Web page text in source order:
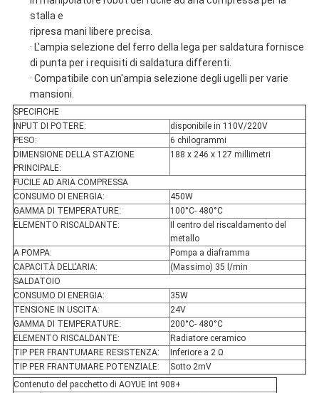
stalla e
ripresa mani libere precisa.
· L'ampia selezione del ferro della lega per saldatura fornisce
di punta per i requisiti di saldatura differenti.
· Compatibile con un'ampia selezione degli ugelli per varie
mansioni.
SPECIFICHE
INPUT DI POTERE:
disponibile in 110V/220V
PESO:
6 chilogrammi
DIMENSIONE DELLA STAZIONE
PRINCIPALE:
188 x 246 x 127 millimetri
FUCILE AD ARIA COMPRESSA
CONSUMO DI ENERGIA:
450W
GAMMA DI TEMPERATURE:
100°C- 480°C
ELEMENTO RISCALDANTE:
Il centro del riscaldamento del
metallo
A POMPA:
Pompa a diaframma
CAPACITÀ DELL'ARIA:
(Massimo) 35 l/min
SALDATOIO
CONSUMO DI ENERGIA:
35W
TENSIONE IN USCITA:
24V
GAMMA DI TEMPERATURE:
200°C- 480°C
ELEMENTO RISCALDANTE:
Radiatore ceramico
TIP PER FRANTUMARE RESISTENZA:
Inferiore a 2 Ω
TIP PER FRANTUMARE POTENZIALE:
Sotto 2mV
Contenuto del pacchetto di AOYUE Int 908+